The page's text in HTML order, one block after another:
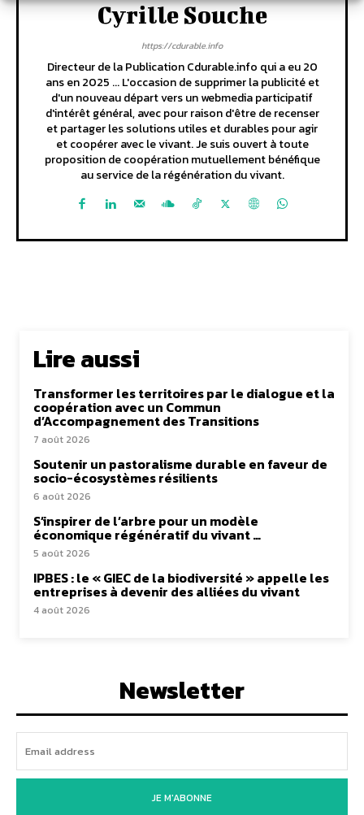
Cyrille Souche
https://cdurable.info
Directeur de la Publication Cdurable.info qui a eu 20
ans en 2025 ... L'occasion de supprimer la publicité et
d'un nouveau départ vers un webmedia participatif
d'intérêt général, avec pour raison d'être de recenser
et partager les solutions utiles et durables pour agir
et coopérer avec le vivant. Je suis ouvert à toute
proposition de coopération mutuellement bénéfique
au service de la régénération du vivant.
Lire aussi
Transformer les territoires par le dialogue et la
coopération avec un Commun
d’Accompagnement des Transitions
7 août 2026
Soutenir un pastoralisme durable en faveur de
socio-écosystèmes résilients
6 août 2026
S’inspirer de l’arbre pour un modèle
économique régénératif du vivant …
5 août 2026
IPBES : le « GIEC de la biodiversité » appelle les
entreprises à devenir des alliées du vivant
4 août 2026
Newsletter
JE M'ABONNE